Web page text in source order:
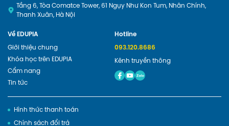
Tầng 6, Tòa Comatce Tower, 61 Ngụy Như Kon Tum, Nhân Chính,
Thanh Xuân, Hà Nội
Về EDUPIA
Giới thiệu chung
Khóa học trên EDUPIA
Cẩm nang
Tin tức
Hotline
093.120.8686
Kênh truyền thông
Hình thức thanh toán
Chính sách đổi trả